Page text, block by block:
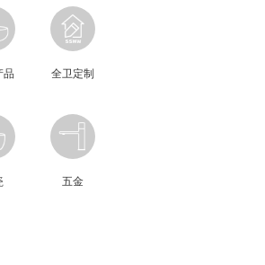
品 全卫定制
五金